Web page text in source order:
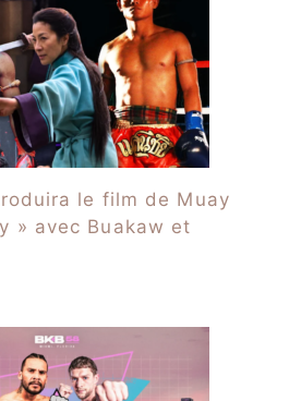
le film de Muay
» avec Buakaw et